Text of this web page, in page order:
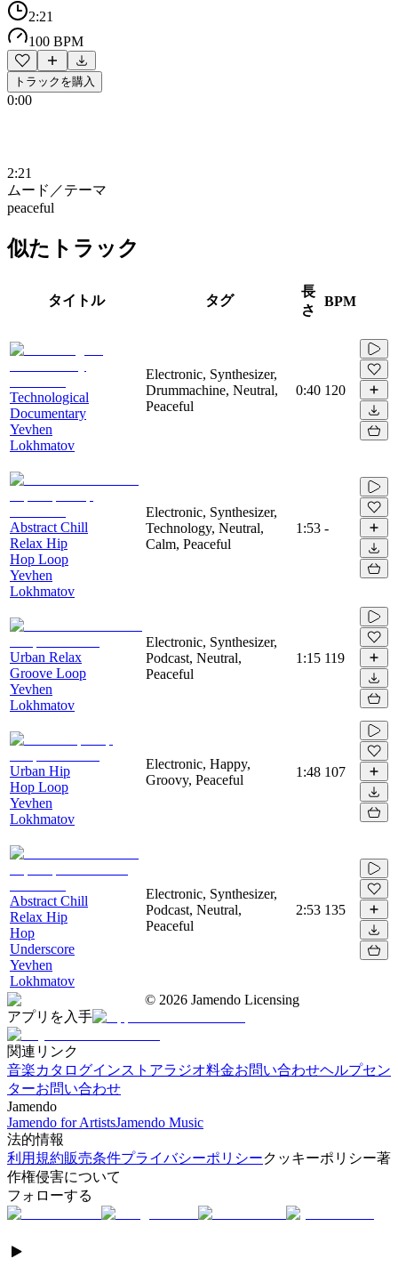
2:21
100 BPM
トラックを購入
0:00
2:21
ムード／テーマ
peaceful
似たトラック
タイトル タグ
長
さ
BPM
Technological
Documentary
Yevhen
Lokhmatov
Electronic, Synthesizer,
Drummachine, Neutral,
Peaceful
0:40 120
Abstract Chill
Relax Hip
Hop Loop
Yevhen
Lokhmatov
Electronic, Synthesizer,
Technology, Neutral,
Calm, Peaceful
1:53 -
Urban Relax
Groove Loop
Yevhen
Lokhmatov
Electronic, Synthesizer,
Podcast, Neutral,
Peaceful
1:15 119
Urban Hip
Hop Loop
Yevhen
Lokhmatov
Electronic, Happy,
Groovy, Peaceful
1:48 107
Abstract Chill
Relax Hip
Hop
Underscore
Yevhen
Lokhmatov
Electronic, Synthesizer,
Podcast, Neutral,
Peaceful
2:53 135
© 2026 Jamendo Licensing
アプリを入手
関連リンク
音楽カタログインストアラジオ料金お問い合わせヘルプセン
ターお問い合わせ
Jamendo
Jamendo for ArtistsJamendo Music
法的情報
利用規約販売条件プライバシーポリシークッキーポリシー著
作権侵害について
フォローする